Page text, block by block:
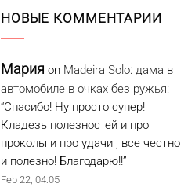
НОВЫЕ КОММЕНТАРИИ
Мария on Madeira Solo: дама в
автомобиле в очках без ружья:
“Спасибо! Ну просто супер!
Кладезь полезностей и про
проколы и про удачи , все честно
и полезно! Благодарю!!”
Feb 22, 04:05